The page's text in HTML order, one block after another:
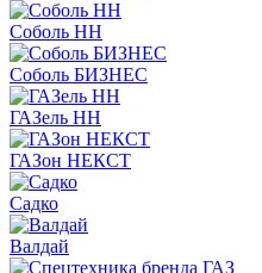
Соболь НН
Соболь БИЗНЕС
ГАЗель НН
ГАЗон НЕКСТ
Садко
Валдай